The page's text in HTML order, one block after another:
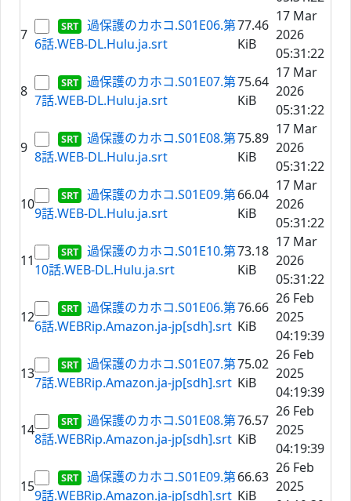
7
過保護のカホコ.S01E06.第
6話.WEB-DL.Hulu.ja.srt
77.46
KiB
17 Mar
2026
05:31:22
8
過保護のカホコ.S01E07.第
7話.WEB-DL.Hulu.ja.srt
75.64
KiB
17 Mar
2026
05:31:22
9
過保護のカホコ.S01E08.第
8話.WEB-DL.Hulu.ja.srt
75.89
KiB
17 Mar
2026
05:31:22
10
過保護のカホコ.S01E09.第
9話.WEB-DL.Hulu.ja.srt
66.04
KiB
17 Mar
2026
05:31:22
11
過保護のカホコ.S01E10.第
10話.WEB-DL.Hulu.ja.srt
73.18
KiB
17 Mar
2026
05:31:22
12
過保護のカホコ.S01E06.第
6話.WEBRip.Amazon.ja-jp[sdh].srt
76.66
KiB
26 Feb
2025
04:19:39
13
過保護のカホコ.S01E07.第
7話.WEBRip.Amazon.ja-jp[sdh].srt
75.02
KiB
26 Feb
2025
04:19:39
14
過保護のカホコ.S01E08.第
8話.WEBRip.Amazon.ja-jp[sdh].srt
76.57
KiB
26 Feb
2025
04:19:39
15
過保護のカホコ.S01E09.第
9話.WEBRip.Amazon.ja-jp[sdh].srt
66.63
KiB
26 Feb
2025